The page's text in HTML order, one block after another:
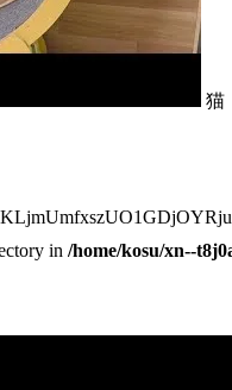
猫
in /home/kosu/xn--